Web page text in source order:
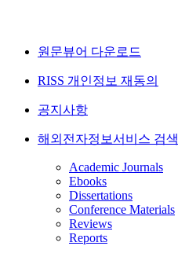
원문뷰어 다운로드
RISS 개인정보 재동의
공지사항
해외전자정보서비스 검색
Academic Journals
Ebooks
Dissertations
Conference Materials
Reviews
Reports